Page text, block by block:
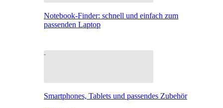
Notebook-Finder: schnell und einfach zum
passenden Laptop
Smartphones, Tablets und passendes Zubehör